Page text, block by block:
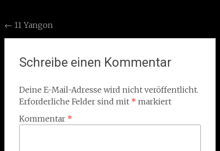
Post
navigation
← 11 Yangon
Schreibe einen Kommentar
Deine E-Mail-Adresse wird nicht veröffentlicht.
Erforderliche Felder sind mit * markiert
Kommentar *